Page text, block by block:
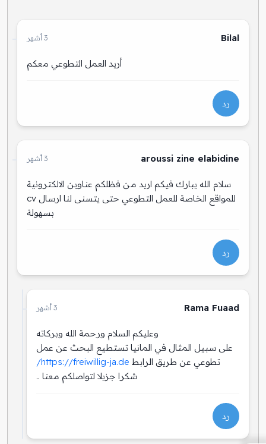
Bilal 3 أشهر
أريد العمل التطوعي معكم
رد
aroussi zine elabidine 3 أشهر
سلام الله يبارك فيكم اريد من فظلكم عناوين الالكترونية
للمواقع الخاصة للعمل التطوعي حتى يتسنى لنا ارسال cv
بسهولة
رد
Rama Fuaad 3 أشهر
وعليكم السلام ورحمة الله وبركاته
على سبيل المثال في المانيا تستطيع البحث عن عمل
تطوعي عن طريق الرابط https://freiwillig-ja.de/
شكرا جزيلا لتواصلكم معنا ..
رد